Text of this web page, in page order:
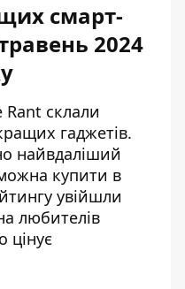
смарт-
2024
Rant склали
гаджетів.
найвдаліший
купити в
увійшли
любителів
цінує